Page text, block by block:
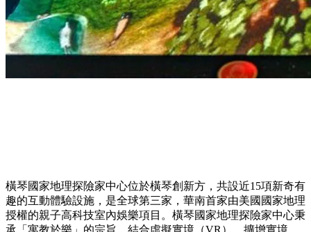
橫琴國家地理探險家中心位於橫琴創新方，共設近15項新奇有
趣的互動體驗設施，是全球第三家，華南首家由美國國家地理
授權的親子高科技室內娛樂項目。橫琴國家地理探險家中心秉
承「寓教於樂」的宗旨，結合虛擬實境（VR）、擴增實境